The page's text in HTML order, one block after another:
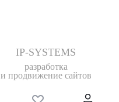
IP-SYSTEMS
разработка
и продвижение сайтов